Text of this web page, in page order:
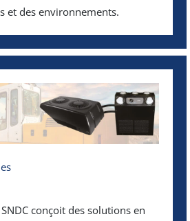
et des environnements.
conçoit des solutions en